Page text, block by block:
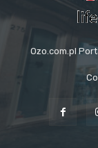
Ozo.com.pl